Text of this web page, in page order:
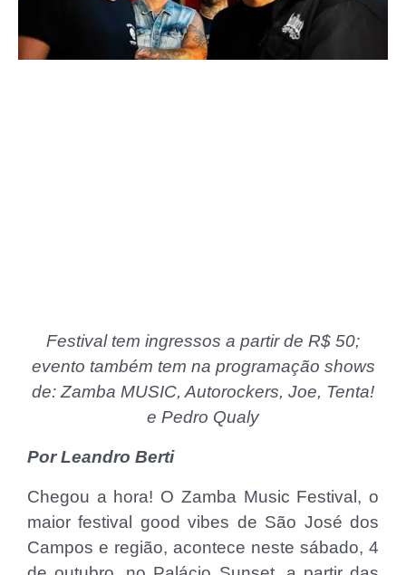
Festival tem ingressos a partir de R$ 50;
evento também tem na programação shows
de: Zamba MUSIC, Autorockers, Joe, Tenta!
e Pedro Qualy
Por Leandro Berti
Chegou a hora! O Zamba Music Festival, o
maior festival good vibes de São José dos
Campos e região, acontece neste sábado, 4